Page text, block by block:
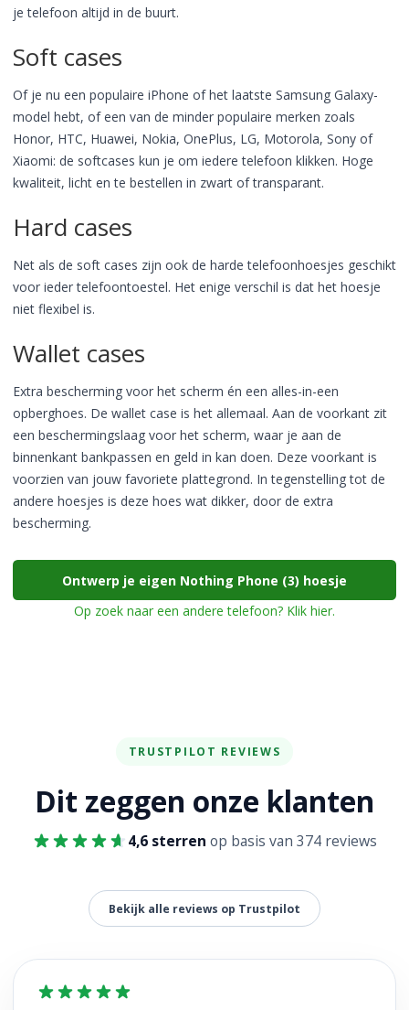
je telefoon altijd in de buurt.
Soft cases
Of je nu een populaire iPhone of het laatste Samsung Galaxy-
model hebt, of een van de minder populaire merken zoals
Honor, HTC, Huawei, Nokia, OnePlus, LG, Motorola, Sony of
Xiaomi: de softcases kun je om iedere telefoon klikken. Hoge
kwaliteit, licht en te bestellen in zwart of transparant.
Hard cases
Net als de soft cases zijn ook de harde telefoonhoesjes geschikt
voor ieder telefoontoestel. Het enige verschil is dat het hoesje
niet flexibel is.
Wallet cases
Extra bescherming voor het scherm én een alles-in-een
opberghoes. De wallet case is het allemaal. Aan de voorkant zit
een beschermingslaag voor het scherm, waar je aan de
binnenkant bankpassen en geld in kan doen. Deze voorkant is
voorzien van jouw favoriete plattegrond. In tegenstelling tot de
andere hoesjes is deze hoes wat dikker, door de extra
bescherming.
Ontwerp je eigen Nothing Phone (3) hoesje
Op zoek naar een andere telefoon? Klik hier.
TRUSTPILOT REVIEWS
Dit zeggen onze klanten
4,6 sterren op basis van 374 reviews
Bekijk alle reviews op Trustpilot